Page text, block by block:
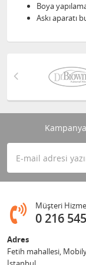
Boya
Askı aparatı
Müşteri
0 216
Adres
Fetih mahallesi,